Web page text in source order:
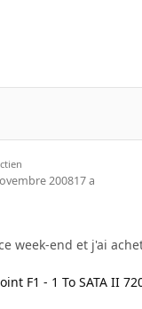
200817 a
week-end et j'ai
F1 - 1 To SATA II